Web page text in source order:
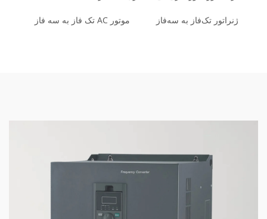
ژنراتور تک‌فاز به سه‌فاز موتور AC تک فاز به سه فاز